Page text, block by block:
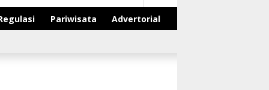
Pariwisata
Advertorial